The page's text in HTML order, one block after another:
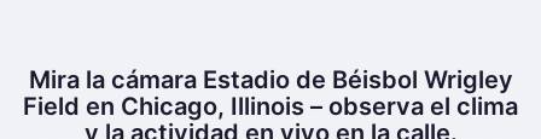
Mira la cámara Estadio de Béisbol Wrigley
Field en Chicago, Illinois – observa el clima
y la actividad en vivo en la calle.